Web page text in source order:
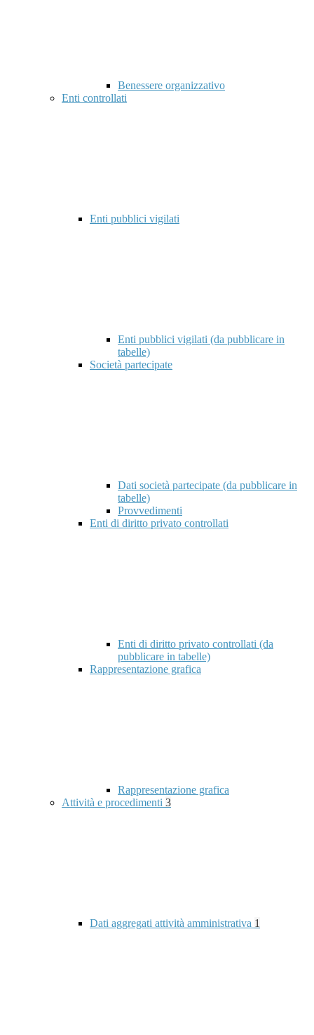
Benessere organizzativo
Enti controllati
Enti pubblici vigilati
Enti pubblici vigilati (da pubblicare in
tabelle)
Società partecipate
Dati società partecipate (da pubblicare in
tabelle)
Provvedimenti
Enti di diritto privato controllati
Enti di diritto privato controllati (da
pubblicare in tabelle)
Rappresentazione grafica
Rappresentazione grafica
Attività e procedimenti 3
Dati aggregati attività amministrativa 1